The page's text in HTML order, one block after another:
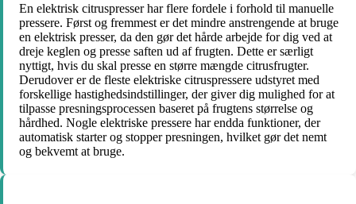
En elektrisk citruspresser har flere fordele i forhold til manuelle
pressere. Først og fremmest er det mindre anstrengende at bruge
en elektrisk presser, da den gør det hårde arbejde for dig ved at
dreje keglen og presse saften ud af frugten. Dette er særligt
nyttigt, hvis du skal presse en større mængde citrusfrugter.
Derudover er de fleste elektriske citruspressere udstyret med
forskellige hastighedsindstillinger, der giver dig mulighed for at
tilpasse presningsprocessen baseret på frugtens størrelse og
hårdhed. Nogle elektriske pressere har endda funktioner, der
automatisk starter og stopper presningen, hvilket gør det nemt
og bekvemt at bruge.